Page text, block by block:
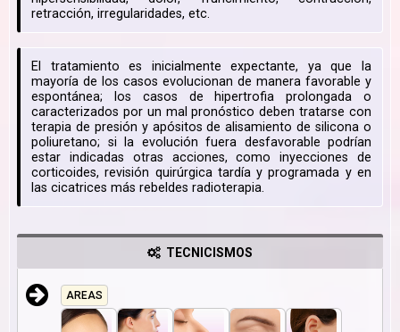
retracción, irregularidades, etc.
El tratamiento es inicialmente expectante, ya que la
mayoría de los casos evolucionan de manera favorable y
espontánea; los casos de hipertrofia prolongada o
caracterizados por un mal pronóstico deben tratarse con
terapia de presión y apósitos de alisamiento de silicona o
poliuretano; si la evolución fuera desfavorable podrían
estar indicadas otras acciones, como inyecciones de
corticoides, revisión quirúrgica tardía y programada y en
las cicatrices más rebeldes radioterapia.
TECNICISMOS
AREAS